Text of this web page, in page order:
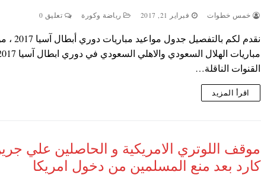
خمس خطوات فبراير 21, 2017 رياضة وكورة تعليق 0
نقدم لكم بالتفصيل
القنوات الناقلة…
اقرأ المزيد
موقف اللوتري الامريكية و الحاصلين علي
كارد بعد منع المسلمين من دخول امريكا